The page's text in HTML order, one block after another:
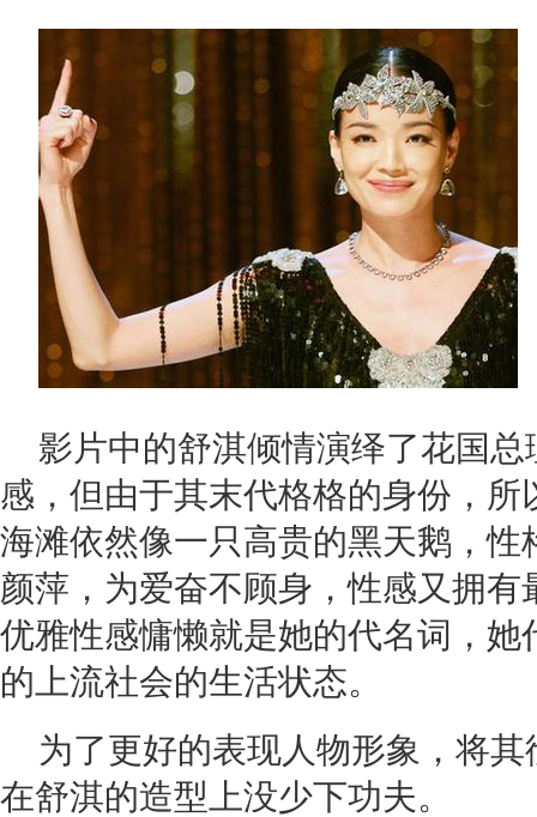
影片中的舒淇倾情演绎了花国
感，但由于其末代格格的身份，
海滩依然像一只高贵的黑天鹅，性
颜萍，为爱奋不顾身，性感又拥
优雅性感慵懒就是她的代名词，她
的上流社会的生活状态。
为了更好的表现人物形象，将
在舒淇的造型上没少下功夫。